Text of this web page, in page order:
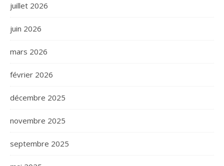
juillet 2026
juin 2026
mars 2026
février 2026
décembre 2025
novembre 2025
septembre 2025